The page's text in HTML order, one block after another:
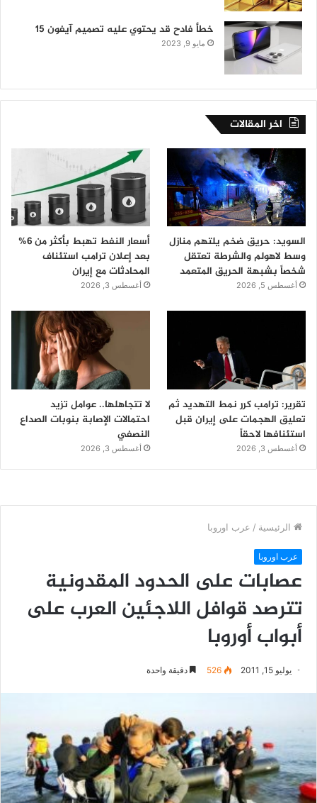
خطأ فادح قد يحتوي عليه تصميم آيفون 15
مايو 9, 2023
اخر المقالات
السويد: حريق ضخم يلتهم منازل
وسط لاهولم والشرطة تعتقل
شخصاً بشبهة الحريق المتعمد
أغسطس 5, 2026
أسعار النفط تهبط بأكثر من 6%
بعد إعلان ترامب استئناف
المحادثات مع إيران
أغسطس 3, 2026
تقرير: ترامب كرر نمط التهديد ثم
تعليق الهجمات على إيران قبل
استئنافها لاحقاً
أغسطس 3, 2026
لا تتجاهلها.. عوامل تزيد
احتمالات الإصابة بنوبات الصداع
النصفي
أغسطس 3, 2026